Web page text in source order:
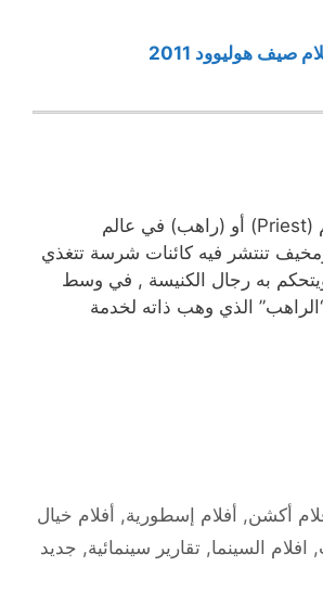
صيف هوليوود 2011
تجري أحداث فيلم (Priest) أو (راهب) في عالم
تنتشر فيه كائنات شرسة تتغذي
به رجال الكنيسة , في وسط
الذي وهب ذاته لخدمة
أكشن, أفلام إسطورية, أفلام خيال
, افلام السينما, تقارير سينمائية, جديد